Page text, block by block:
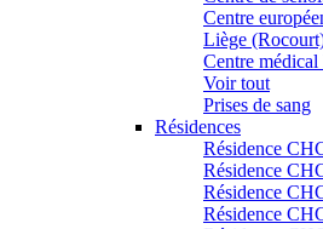
Centre
Liège
Centre médical
Voir tout
Prises de sang
Résidences
Résidence
Résidence
Résidence
Résidence